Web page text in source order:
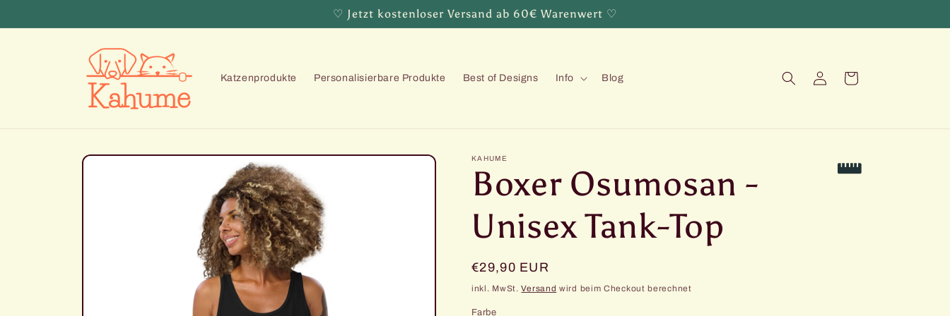
Inhalt
♡ Jetzt kostenloser Versand ab 60€ Warenwert ♡
Katzenprodukte Personalisierbare Produkte Best of Designs Info Blog EinloggenWarenkorb
Zu
KAHUME
Boxer Osumosan -
Unisex Tank-Top
Normaler
Preis
€29,90 EUR
inkl. MwSt.Versand wird beim Checkout berechnet
Farbe